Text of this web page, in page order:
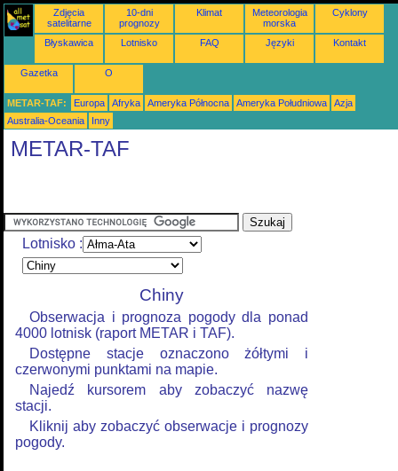
Zdjęcia
satelitarne
10-dni
prognozy
Klimat
Meteorologia
morska
Cyklony
Błyskawica Lotnisko FAQ Języki Kontakt
Gazetka O
METAR-TAF: Europa Afryka Ameryka Północna Ameryka Południowa
Azja
Australia-Oceania
Inny
METAR-TAF
Lotnisko :
Chiny
Obserwacja i prognoza pogody dla ponad
4000 lotnisk (raport METAR i TAF).
Dostępne stacje oznaczono żółtymi i
czerwonymi punktami na mapie.
Najedź kursorem aby zobaczyć nazwę
stacji.
Kliknij aby zobaczyć obserwacje i prognozy
pogody.